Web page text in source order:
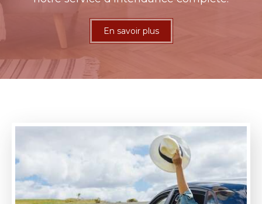
En savoir plus